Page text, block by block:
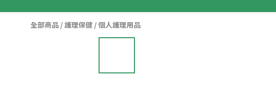
全部商品 /護理保健 /個人護理用品